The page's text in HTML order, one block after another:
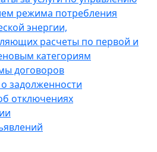
режима потребления
энергии,
расчеты по первой и
категориям
договоров
задолженности
отключениях